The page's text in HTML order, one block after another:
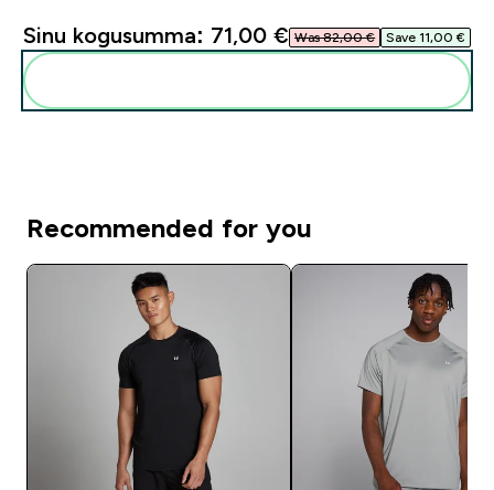
Sinu kogusumma: 71,00 €‎ Was 82,00 €‎ Save 11,00 €‎
Recommended for you